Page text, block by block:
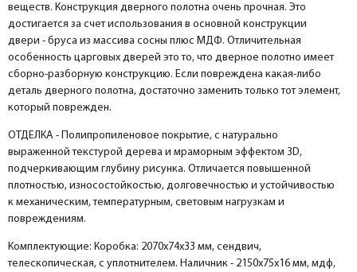
веществ. Конструкция дверного полотна очень прочная. Это
достигается за счет использования в основной конструкции
двери - бруса из массива сосны плюс МДФ. Отличительная
особенность царговых дверей это то, что дверное полотно имеет
сборно-разборную конструкцию. Если повреждена какая-либо
деталь дверного полотна, достаточно заменить только тот элемент,
который поврежден.
ОТДЕЛКА - Полипропиленовое покрытие, с натурально
выраженной текстурой дерева и мраморным эффектом 3D,
подчеркивающим глубину рисунка. Отличается повышенной
плотностью, износостойкостью, долговечностью и устойчивостью
к механическим, температурным, световым нагрузкам и
повреждениям.
Комплектующие: Коробка: 2070х74х33 мм, сендвич,
телескопическая, с уплотнителем. Наличник - 2150х75х16 мм, мдф,